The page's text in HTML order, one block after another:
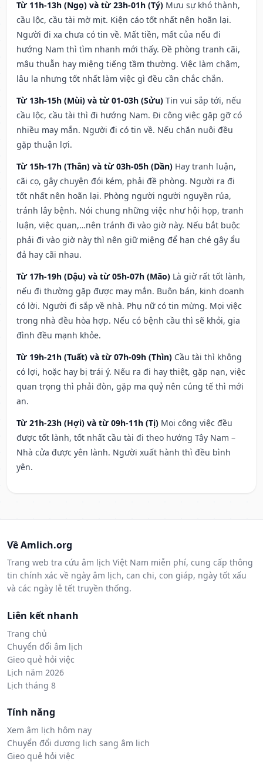
Từ 11h-13h (Ngọ) và từ 23h-01h (Tý) Mưu sự khó thành,
cầu lộc, cầu tài mờ mịt. Kiện cáo tốt nhất nên hoãn lại.
Người đi xa chưa có tin về. Mất tiền, mất của nếu đi
hướng Nam thì tìm nhanh mới thấy. Đề phòng tranh cãi,
mâu thuẫn hay miệng tiếng tầm thường. Việc làm chậm,
lâu la nhưng tốt nhất làm việc gì đều cần chắc chắn.
Từ 13h-15h (Mùi) và từ 01-03h (Sửu) Tin vui sắp tới, nếu
cầu lộc, cầu tài thì đi hướng Nam. Đi công việc gặp gỡ có
nhiều may mắn. Người đi có tin về. Nếu chăn nuôi đều
gặp thuận lợi.
Từ 15h-17h (Thân) và từ 03h-05h (Dần) Hay tranh luận,
cãi cọ, gây chuyện đói kém, phải đề phòng. Người ra đi
tốt nhất nên hoãn lại. Phòng người người nguyền rủa,
tránh lây bệnh. Nói chung những việc như hội họp, tranh
luận, việc quan,…nên tránh đi vào giờ này. Nếu bắt buộc
phải đi vào giờ này thì nên giữ miệng để hạn ché gây ẩu
đả hay cãi nhau.
Từ 17h-19h (Dậu) và từ 05h-07h (Mão) Là giờ rất tốt lành,
nếu đi thường gặp được may mắn. Buôn bán, kinh doanh
có lời. Người đi sắp về nhà. Phụ nữ có tin mừng. Mọi việc
trong nhà đều hòa hợp. Nếu có bệnh cầu thì sẽ khỏi, gia
đình đều mạnh khỏe.
Từ 19h-21h (Tuất) và từ 07h-09h (Thìn) Cầu tài thì không
có lợi, hoặc hay bị trái ý. Nếu ra đi hay thiệt, gặp nạn, việc
quan trọng thì phải đòn, gặp ma quỷ nên cúng tế thì mới
an.
Từ 21h-23h (Hợi) và từ 09h-11h (Tị) Mọi công việc đều
được tốt lành, tốt nhất cầu tài đi theo hướng Tây Nam –
Nhà cửa được yên lành. Người xuất hành thì đều bình
yên.
Về Amlich.org
Trang web tra cứu âm lịch Việt Nam miễn phí, cung cấp thông
tin chính xác về ngày âm lịch, can chi, con giáp, ngày tốt xấu
và các ngày lễ tết truyền thống.
Liên kết nhanh
Trang chủ
Chuyển đổi âm lịch
Gieo quẻ hỏi việc
Lịch năm 2026
Lịch tháng 8
Tính năng
Xem âm lịch hôm nay
Chuyển đổi dương lịch sang âm lịch
Gieo quẻ hỏi việc